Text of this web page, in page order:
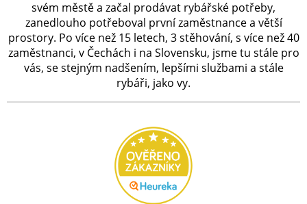
svém městě a začal prodávat rybářské potřeby,
zanedlouho potřeboval první zaměstnance a větší
prostory. Po více než 15 letech, 3 stěhování, s více než 40
zaměstnanci, v Čechách i na Slovensku, jsme tu stále pro
vás, se stejným nadšením, lepšími službami a stále
rybáři, jako vy.